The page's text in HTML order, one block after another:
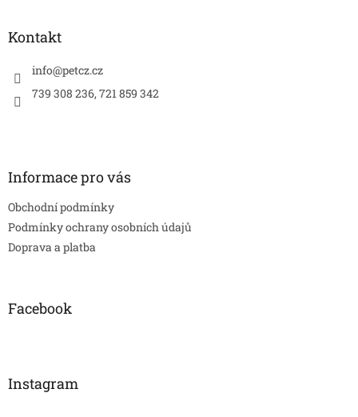
Kontakt
info@petcz.cz
739 308 236, 721 859 342
Informace pro vás
Obchodní podmínky
Podmínky ochrany osobních údajů
Doprava a platba
Facebook
Instagram